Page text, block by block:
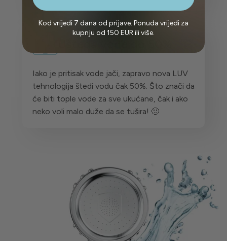
Iako je pritisak vode jači, zapravo nova LUV
tehnologija štedi vodu čak 50%. Što znači da
će biti tople vode za sve ukućane, čak i ako
neko voli malo duže da se tušira! 🙂
Kod vrijedi 7 dana od prijave. Ponuda vrijedi za
kupnju od 150 EUR ili više.